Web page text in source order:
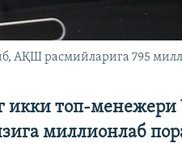
АҚШ расмийларига 795
икки топ-менежери
миллионлаб